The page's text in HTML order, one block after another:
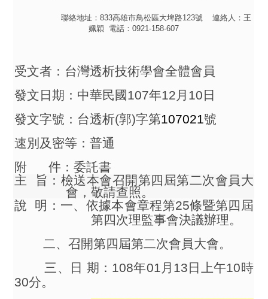
聯絡地址：833高雄市鳥松區大埤路123號
連絡人：王
姵穎 電話：0921-158-607
受文者：台灣透析技術學會全體會員
發文日期：中華民國107年12月 10 日
發文字號：台透析(郭)字第107021號
速別及密等：普通
附
件：委託書
主
旨：檢送本會召開第四屆第二次會員大
會，敬請查照。
說
明：一、依據本會章程第25條暨第四屆
第四次理監事會決議辦理。
二、召開第四屆第二次會員大會。
三、日 期： 108年01月 13 日上午10時
30分。